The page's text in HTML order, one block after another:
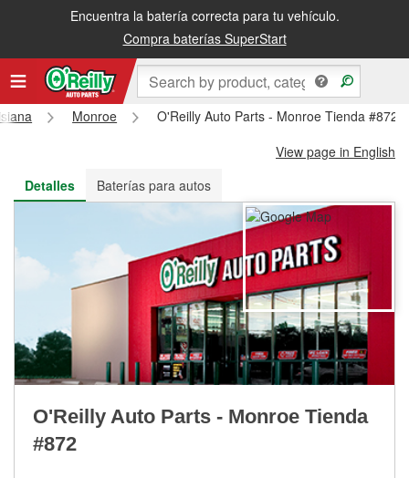
Encuentra la batería correcta para tu vehículo.
Compra baterías SuperStart
Recibe tu orden gratis al día siguiente o recógela en la tienda
Monroe
O'Reilly Auto Parts - Monroe Tienda #872
View page in English
Detalles
Baterías para autos
O'Reilly Auto Parts - Monroe Tienda
#872